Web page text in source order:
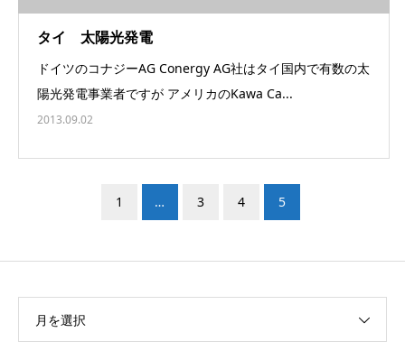
タイ 太陽光発電
ドイツのコナジーAG Conergy AG社はタイ国内で有数の太
陽光発電事業者ですが アメリカのKawa Ca...
2013.09.02
1 … 3 4 5
月を選択